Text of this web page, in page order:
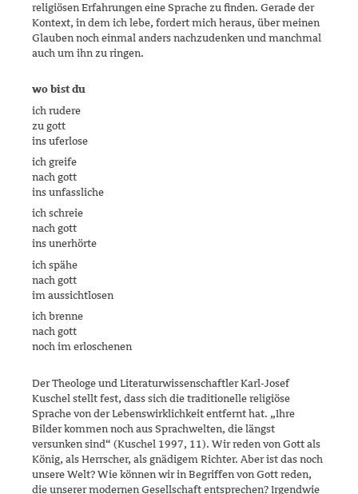
religiösen Erfahrungen eine Sprache zu fin­den. Gerade der
Kontext, in dem ich lebe, fordert mich heraus, über meinen
Glauben noch einmal anders nachzudenken und manchmal
auch um ihn zu ringen.
wo bist du
ich rudere
zu gott
ins uferlose
ich greife
nach gott
ins unfassliche
ich schreie
nach gott
ins unerhörte
ich spähe
nach gott
im aussichtlosen
ich brenne
nach gott
noch im erloschenen
Der Theologe und Literaturwissenschaftler Karl-Josef
Kuschel stellt fest, dass sich die traditionelle religiöse
Sprache von der Lebenswirklichkeit entfernt hat. „Ihre
Bilder kommen noch aus Sprachwelten, die längst
versunken sind“ (Kuschel 1997, 11). Wir reden von Gott als
König, als Herrscher, als gnädigem Richter. Aber ist das noch
unsere Welt? Wie kön­nen wir in Begriffen von Gott reden,
die unserer modernen Gesell­schaft entsprechen? Irgendwie